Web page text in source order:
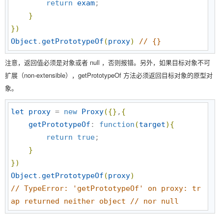
return exam;
}
})
Object . getPrototypeOf (proxy) // {}
注意，返回值必须是对象或者 null ，否则报错。另外，如果目标对象不可
扩展（non-extensible），getPrototypeOf 方法必须返回目标对象的原型对
象。
let proxy = new Proxy({} , {
getPrototypeOf : function (target) {
return
true;
}
})
Object . getPrototypeOf (proxy)
// TypeError: 'getPrototypeOf' on proxy: tr
ap returned neither object // nor null